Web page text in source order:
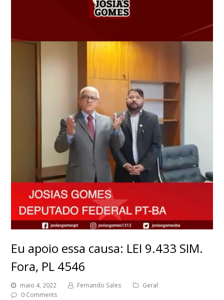
Eu apoio essa causa: LEI 9.433 SIM.
Fora, PL 4546
maio 4, 2022 Fernando Sales
Geral
0 Comments